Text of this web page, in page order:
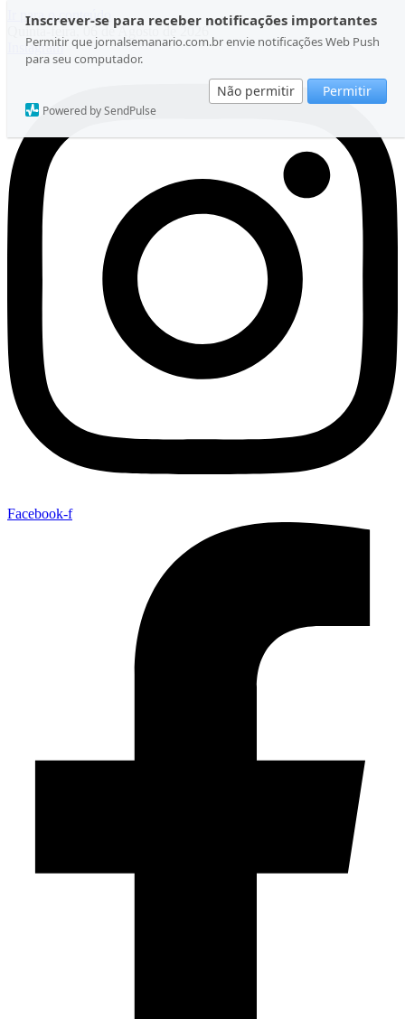
Inscrever-se para receber notificações importantes
Permitir que jornalsemanario.com.br envie notificações Web Push
para seu computador.
Não permitir Permitir
Powered by SendPulse
Ir para o conteúdo
Quinta-feira, 06 de Agosto de 2026
Instagram
Facebook-f